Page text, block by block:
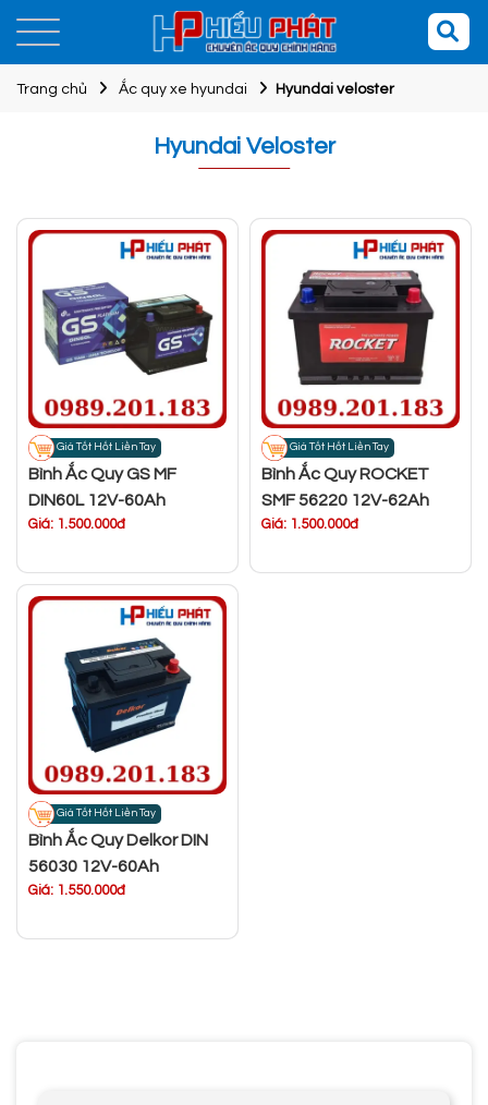
Trang chủ Ắc quy xe hyundai Hyundai veloster
Hyundai Veloster
Giá Tốt Hốt Liền Tay
Bình Ắc Quy GS MF
DIN60L 12V-60Ah
Giá: 1.500.000đ
Giá Tốt Hốt Liền Tay
Bình Ắc Quy ROCKET
SMF 56220 12V-62Ah
Giá: 1.500.000đ
Giá Tốt Hốt Liền Tay
Bình Ắc Quy Delkor DIN
56030 12V-60Ah
Giá: 1.550.000đ